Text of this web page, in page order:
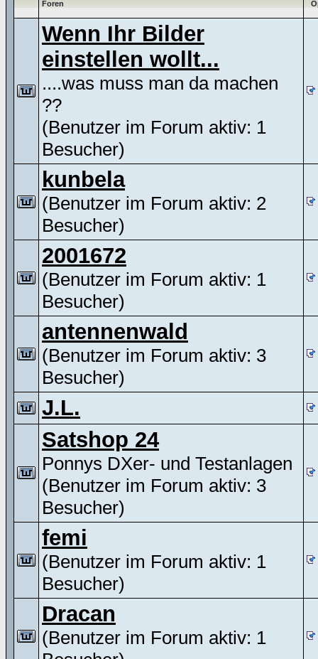
Foren
Wenn Ihr Bilder
einstellen wollt...
....was muss man da machen
??
(Benutzer im Forum aktiv: 1
Besucher)
kunbela
(Benutzer im Forum aktiv: 2
Besucher)
2001672
(Benutzer im Forum aktiv: 1
Besucher)
antennenwald
(Benutzer im Forum aktiv: 3
Besucher)
J.L.
Satshop 24
Ponnys DXer- und Testanlagen
(Benutzer im Forum aktiv: 3
Besucher)
femi
(Benutzer im Forum aktiv: 1
Besucher)
Dracan
(Benutzer im Forum aktiv: 1